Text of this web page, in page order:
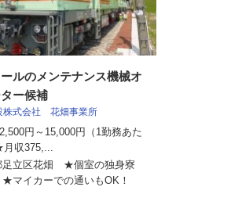
ルのメンテナンス機械オ
ー候補
株式会社 花畑事業所
円～15,000円（1勤務あた
収375,...
足立区花畑 ★個室の独身寮
★マイカーでの通いもOK！